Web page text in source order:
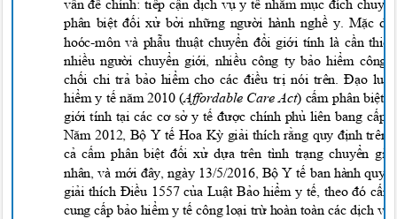
vấn đề chính: tiếp cận dịch vụ y tế nhằm mục đích
phân biệt đối xử bởi những người hành nghề y. Mặc
hoóc-mônvà phẫu thuật chuyển đổi giới tính là cần
nhiều người chuyển giới, nhiều công ty bảo hiểm
chối chi trả bảo hiểm cho các điều trị nói trên. Đạo
hiểm y tế năm 2010 (Affordable Care Act) cấm phân biệt
giới tính tại các cơ sở y tế được chính phủ liên bang
Năm 2012, Bộ Y tế Hoa Kỳ giải thích rằng quy định trên
cả cấm phân biệt đối xử dựa trên tình trạng chuyển
nhân, và mới đây, ngày 13/5/2016, Bộ Y tế ban hành
giải thích Điều 1557 của Luật Bảo hiểm y tế, theo đó
cung cấp bảo hiểm y tế công loại trừ hoàn toàn các dịch